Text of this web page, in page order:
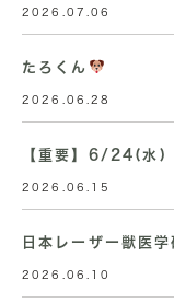
2026.07.06
たろくん
2026.06.28
【重要】6/24(水)
2026.06.15
日本レーザー獣医学
2026.06.10